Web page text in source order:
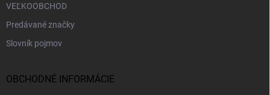
VEĽKOOBCHOD
Predávané značky
Slovník pojmov
OBCHODNÉ INFORMÁCIE